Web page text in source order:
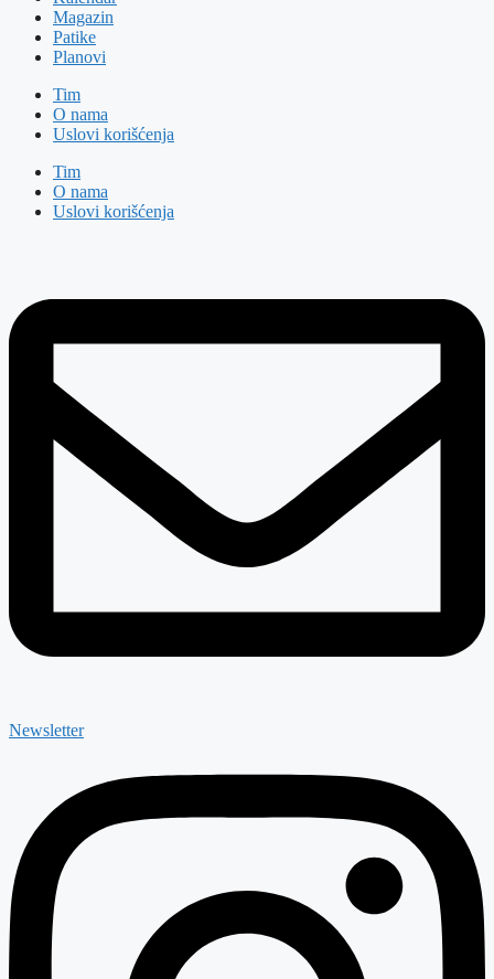
Magazin
Patike
Planovi
Tim
O nama
Uslovi korišćenja
Tim
O nama
Uslovi korišćenja
Newsletter